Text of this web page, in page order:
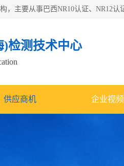
)检测技术中心
供应商机 企业视频